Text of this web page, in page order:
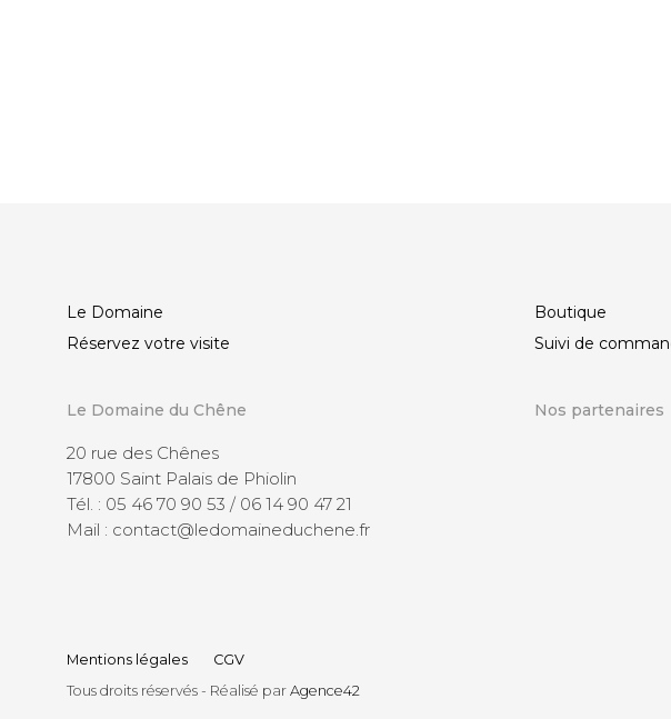
Le Domaine
Réservez votre visite
Le Domaine du Chêne
20 rue des Chênes
17800 Saint Palais de Phiolin
Tél. : 05 46 70 90 53 / 06 14 90 47 21
Mail : contact@ledomaineduchene.fr
Boutique
Suivi de
Nos partenaires
Mentions légales
CGV
Tous droits réservés - Réalisé par Agence42